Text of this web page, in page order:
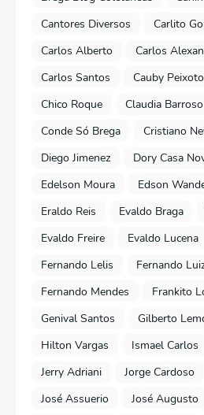
Cantores Diversos
Carlito
Carlos Alberto
Carlos
Carlos Santos
Cauby Peixoto
Chico Roque
Claudia Barroso
Conde Só Brega
Cristiano
Diego Jimenez
Dory Casa
Edelson Moura
Edson
Eraldo Reis
Evaldo Braga
Evaldo Freire
Evaldo Lucena
Fernando Lelis
Fernando
Fernando Mendes
Frankito
Genival Santos
Gilberto
Hilton Vargas
Ismael Carlos
Jerry Adriani
Jorge Cardoso
José Assuerio
José Augusto